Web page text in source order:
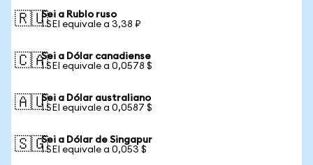
🇷🇺Sei a Rublo ruso
1 SEI equivale a 3,38 ₽
🇨🇦Sei a Dólar canadiense
1 SEI equivale a 0,0578 $
🇦🇺Sei a Dólar australiano
1 SEI equivale a 0,0587 $
🇸🇬Sei a Dólar de Singapur
1 SEI equivale a 0,053 $